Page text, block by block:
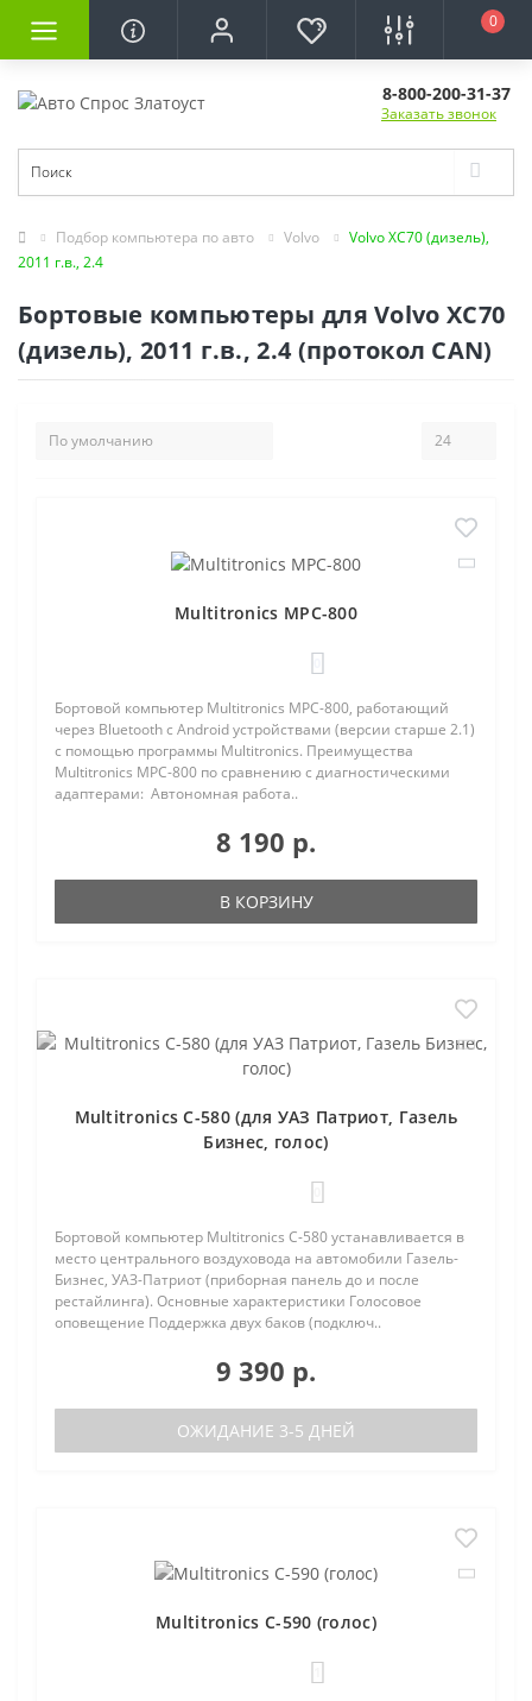
0
8-800-200-31-37
Заказать звонок
Подбор компьютера по авто Volvo
Volvo XC70 (дизель),
2011 г.в., 2.4
Бортовые компьютеры для Volvo XC70
(дизель), 2011 г.в., 2.4 (протокол CAN)
Multitronics MPC-800
Бортовой компьютер Multitronics MPC-800, работающий
через Bluetooth с Android устройствами (версии старше 2.1)
с помощью программы Multitronics. Преимущества
Multitronics MPC-800 по сравнению с диагностическими
адаптерами: Автономная работа..
8 190 р.
В КОРЗИНУ
Multitronics C-580 (для УАЗ Патриот, Газель
Бизнес, голос)
Бортовой компьютер Multitronics C-580 устанавливается в
место центрального воздуховода на автомобили Газель-
Бизнес, УАЗ-Патриот (приборная панель до и после
рестайлинга). Основные характеристики Голосовое
оповещение Поддержка двух баков (подключ..
9 390 р.
ОЖИДАНИЕ 3-5 ДНЕЙ
Multitronics C-590 (голос)